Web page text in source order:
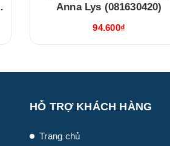
Anna Lys (081630420)
94.600₫
HỖ TRỢ KHÁCH HÀNG
Trang chủ